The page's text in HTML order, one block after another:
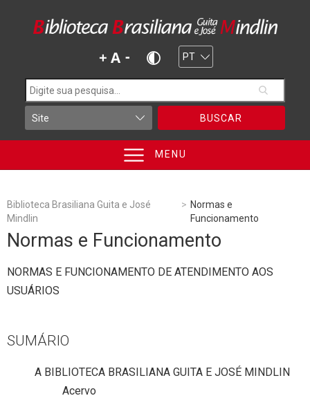
BUSCAR
MENU
Biblioteca Brasiliana Guita e José
Mindlin
> Normas e
Funcionamento
Normas e Funcionamento
NORMAS E FUNCIONAMENTO DE ATENDIMENTO AOS
USUÁRIOS
SUMÁRIO
A BIBLIOTECA BRASILIANA GUITA E JOSÉ MINDLIN
Acervo